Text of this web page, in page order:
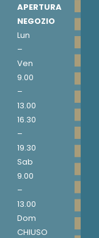
APERTURA
NEGOZIO
Lun
–
Ven
9.00
–
13.00
16.30
–
19.30
Sab
9.00
–
13.00
Dom
CHIUSO